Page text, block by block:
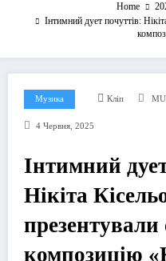
Home
Інтимний дует почуттів:
Музика Кліп
4 Червня, 2025
Інтимний
Нікіта
презентували
композицію